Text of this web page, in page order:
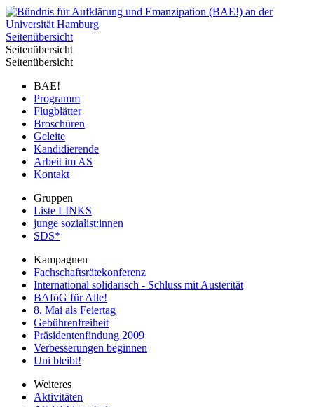
Seitenübersicht
Seitenübersicht
Seitenübersicht
BAE!
Programm
Flugblätter
Broschüren
Geleite
Kandidierende
Arbeit im AS
Kontakt
Gruppen
Liste LINKS
junge sozialist:innen
SDS*
Kampagnen
Fachschaftsrätekonferenz
International solidarisch - Schluss mit Austerität
BAföG für Alle!
8. Mai als Feiertag
Gebührenfreiheit
Präsidentenfindung 2009
Verbesserungen beginnen
Uni bleibt!
Weiteres
Aktivitäten